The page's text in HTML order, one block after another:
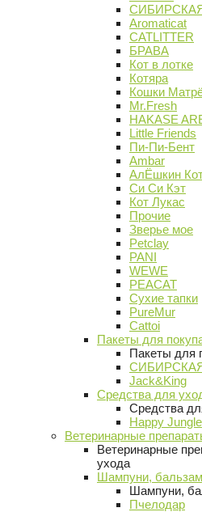
Aromaticat
CATLITTER
БРАВА
Кот в лотке
Котяра
Кошки
Mr.Fresh
HAKASE
Little Friends
Пи-Пи-Бент
Ambar
АлЁшкин
Си Си Кэт
Кот Лукас
Прочие
Зверье мое
Petclay
PANI
WEWE
PEACAT
Сухие тапки
PureMur
Cattoi
Пакеты для
Пакеты для
Jack&King
Средства для
Средства
Happy Jungle
Ветеринарные
Ветеринарные
ухода
Шампуни,
Шампуни,
Пчелодар